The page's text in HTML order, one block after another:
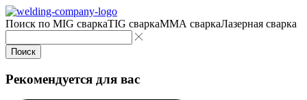
Поиск по MIG сваркаTIG сваркаMMA сваркаЛазерная сварка
Поиск
Рекомендуется для вас